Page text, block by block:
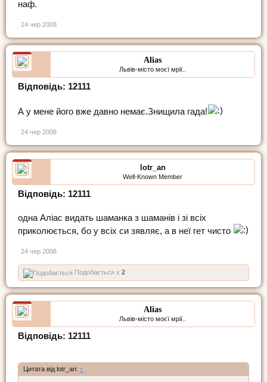
наф.
24 чер 2008
Alias
Львів-місто моєї мрії..
Відповідь: 12111
А у мене його вже давно немає.Знищила гада!
24 чер 2008
lotr_an
Well-Known Member
Відповідь: 12111
одна Аліас видать шаманка з шаманів і зі всіх
приколюється, бо у всіх си зявляє, а в неї гет чисто
24 чер 2008
Подобається x 2
Alias
Львів-місто моєї мрії..
Відповідь: 12111
Цитата від lotr_an: ↑